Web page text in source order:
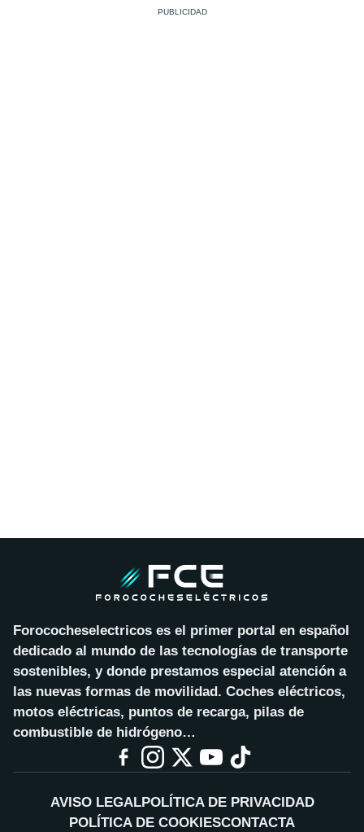
Forococheselectricos es el primer portal en español
dedicado al mundo de las tecnologías de transporte
sostenibles, y donde prestamos especial atención a
las nuevas formas de movilidad. Coches eléctricos,
motos eléctricas, puntos de recarga, pilas de
combustible de hidrógeno…
AVISO LEGALPOLÍTICA DE PRIVACIDAD
POLÍTICA DE COOKIESCONTACTA